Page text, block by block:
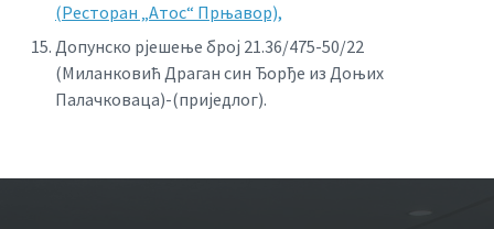
(Ресторан „Атос“ Прњавор),
Допунско рјешење број 21.36/475-50/22
(Миланковић Драган син Ђорђе из Доњих
Палачковаца)-(приједлог).